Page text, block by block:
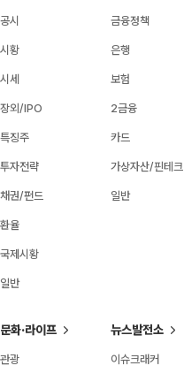
공시
시황
시세
장외/IPO
특징주
투자전략
채권/펀드
환율
국제시황
일반
금융정책
은행
보험
2금융
카드
가상자산/핀테크
일반
문화·라이프
관광
뉴스발전소
이슈크래커